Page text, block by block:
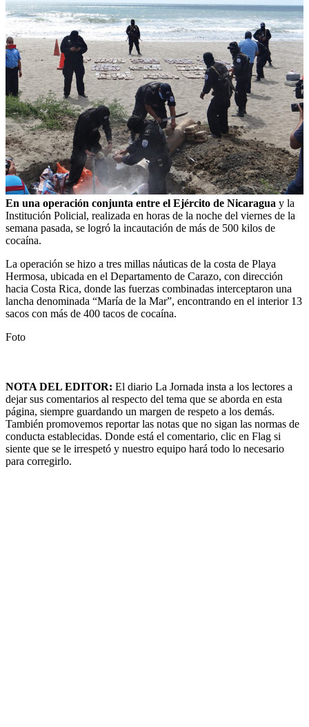
En una operación conjunta entre el Ejército de Nicaragua y la
Institución Policial, realizada en horas de la noche del viernes de la
semana pasada, se logró la incautación de más de 500 kilos de
cocaína.
La operación se hizo a tres millas náuticas de la costa de Playa
Hermosa, ubicada en el Departamento de Carazo, con dirección
hacia Costa Rica, donde las fuerzas combinadas interceptaron una
lancha denominada “María de la Mar”, encontrando en el interior 13
sacos con más de 400 tacos de cocaína.
Foto
NOTA DEL EDITOR: El diario La Jornada insta a los lectores a
dejar sus comentarios al respecto del tema que se aborda en esta
página, siempre guardando un margen de respeto a los demás.
También promovemos reportar las notas que no sigan las normas de
conducta establecidas. Donde está el comentario, clic en Flag si
siente que se le irrespetó y nuestro equipo hará todo lo necesario
para corregirlo.